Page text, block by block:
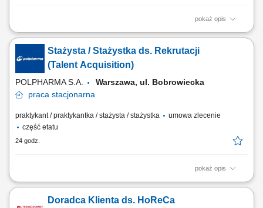
pokaż opis
zapewnianie profesjonalnej obsługi klienta w języku angielskim
udzielanie wsparcia w zakresie produktów, zamówień oraz kont
użytkowników; odpowiadanie na pytania klientów i pomoc w
rozwiązywaniu bieżących problemów; diagnozowanie podstawowych
zgłoszeń dotyczących produktów i...
Stażysta / Stażystka ds. Rekrutacji
(Talent Acquisition)
POLPHARMA S.A.
Warszawa, ul. Bobrowiecka
praca stacjonarna
praktykant / praktykantka / stażysta / stażystka
umowa zlecenie
część etatu
24 godz.
pokaż opis
Zakres obowiązków: Wsparcie zespołu rekrutacyjnego w codziennych
umawianie rozmów, prowadzenie wstępnych wywiadów oraz
Doradca Klienta ds. HoReCa